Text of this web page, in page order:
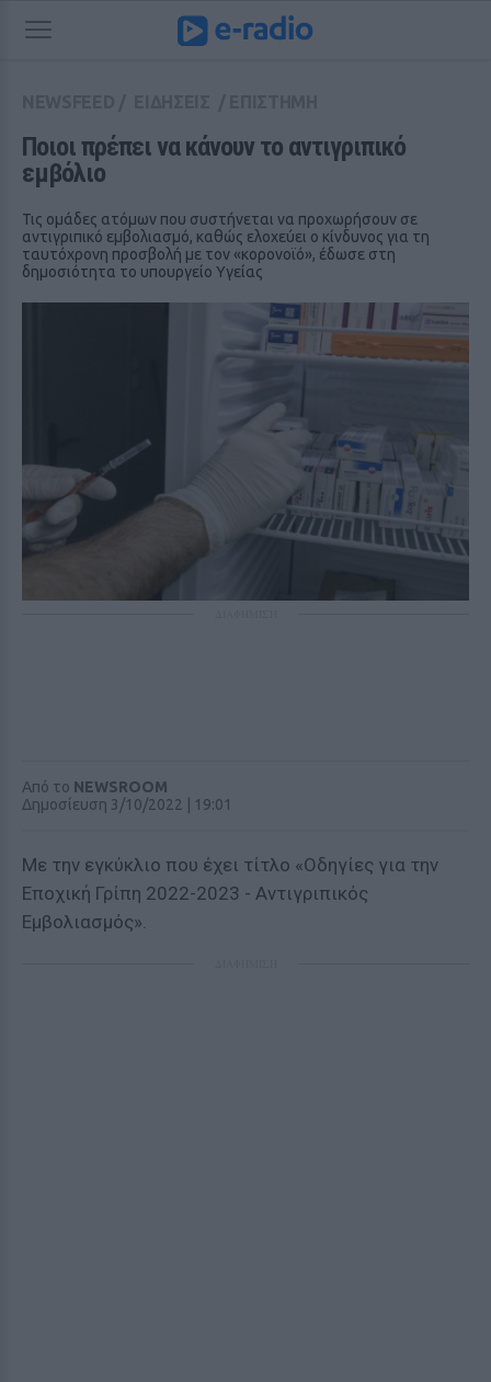
Ποιοι πρέπει να κάνουν το αντιγριπικό
εμβόλιο
Τις ομάδες ατόμων που συστήνεται να προχωρήσουν σε
αντιγριπικό εμβολιασμό, καθώς ελοχεύει ο κίνδυνος για τη
ταυτόχρονη προσβολή με τον «κορονοϊό», έδωσε στη
δημοσιότητα το υπουργείο Υγείας
Από το NEWSROOM
Δημοσίευση 3/10/2022 | 19:01
Με την εγκύκλιο που έχει τίτλο «Οδηγίες για την
Εποχική Γρίπη 2022-2023 - Αντιγριπικός
Εμβολιασμός».